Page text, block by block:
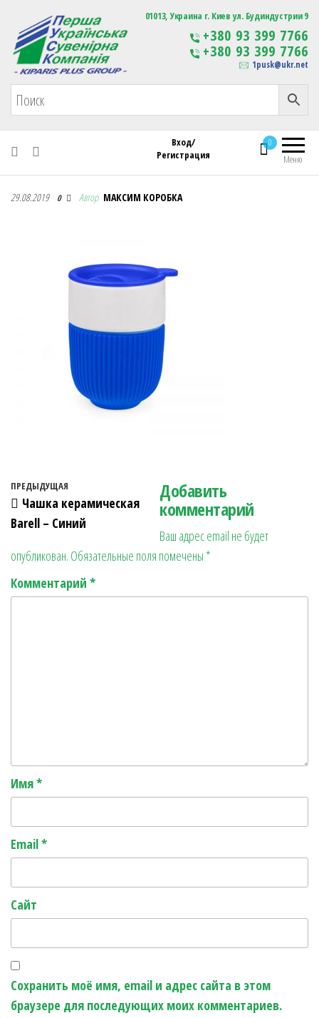
Первая Украинская Сувенирная Компания Изготовление
сувенирной продукции
с логотипом
01013, Украина г. Киев ул. Будиндустрии 9
+380 93 399 7766
+380 93 399 7766
1pusk@ukr.net
Меню
0
Вход/
Регистрация
Первая Украинская Сувенирная Компания
29.08.2019 0 Автор МАКСИМ КОРОБКА
Навигация по записям
Предыдущая запись
ПРЕДЫДУЩАЯ
Чашка керамическая
Barell – Синий
Добавить
комментарий
Ваш адрес email не будет
опубликован. Обязательные поля помечены *
Комментарий *
Имя*
Email*
Сайт
Сохранить моё имя, email и адрес сайта в этом
браузере для последующих моих комментариев.